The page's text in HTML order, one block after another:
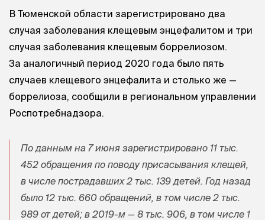
В Тюменской области зарегистрировано два
случая заболевания клещевым энцефалитом и три
случая заболевания клещевым боррелиозом.
За аналогичный период 2020 года было пять
случаев клещевого энцефалита и столько же —
боррелиоза, сообщили в региональном управлении
Роспотребнадзора.
По данным на 7 июня зарегистрировано 11 тыс.
452 обращения по поводу присасывания клещей,
в числе пострадавших 2 тыс. 139 детей. Год назад
было 12 тыс. 660 обращений, в том числе 2 тыс.
989 от детей; в 2019-м — 8 тыс. 906, в том числе 1